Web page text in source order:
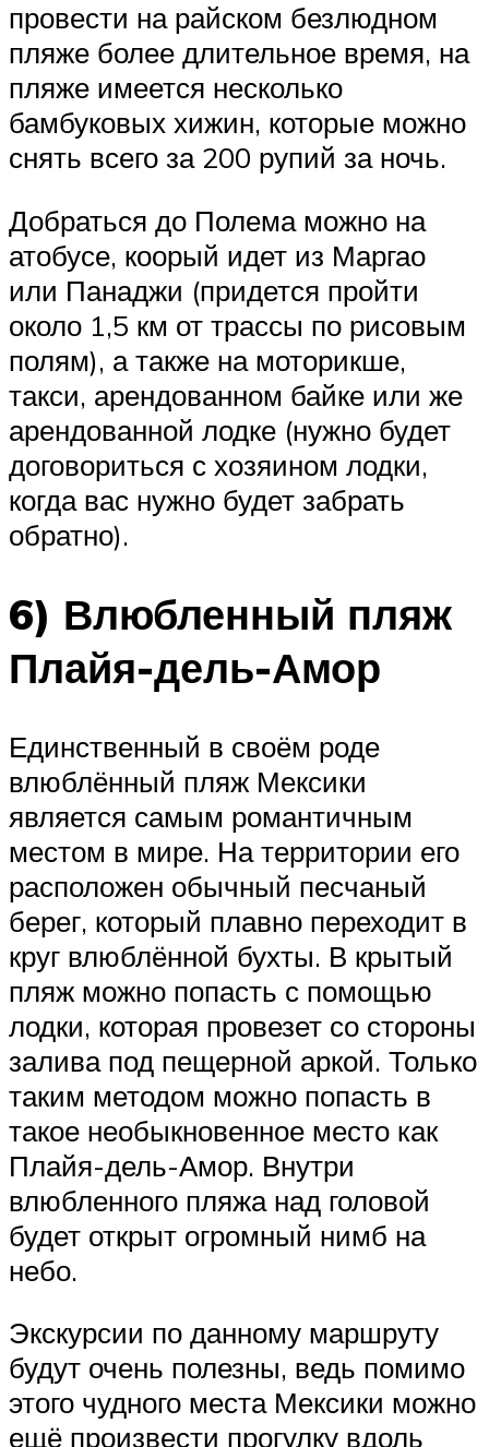
провести на райском безлюдном
пляже более длительное время, на
пляже имеется несколько
бамбуковых хижин, которые можно
снять всего за 200 рупий за ночь.
Добраться до Полема можно на
атобусе, коорый идет из Маргао
или Панаджи (придется пройти
около 1,5 км от трассы по рисовым
полям), а также на моторикше,
такси, арендованном байке или же
арендованной лодке (нужно будет
договориться с хозяином лодки,
когда вас нужно будет забрать
обратно).
6) Влюбленный пляж
Плайя-дель-Амор
Единственный в своём роде
влюблённый пляж Мексики
является самым романтичным
местом в мире. На территории его
расположен обычный песчаный
берег, который плавно переходит в
круг влюблённой бухты. В крытый
пляж можно попасть с помощью
лодки, которая провезет со стороны
залива под пещерной аркой. Только
таким методом можно попасть в
такое необыкновенное место как
Плайя-дель-Амор. Внутри
влюбленного пляжа над головой
будет открыт огромный нимб на
небо.
Экскурсии по данному маршруту
будут очень полезны, ведь помимо
этого чудного места Мексики можно
ещё произвести прогулку вдоль